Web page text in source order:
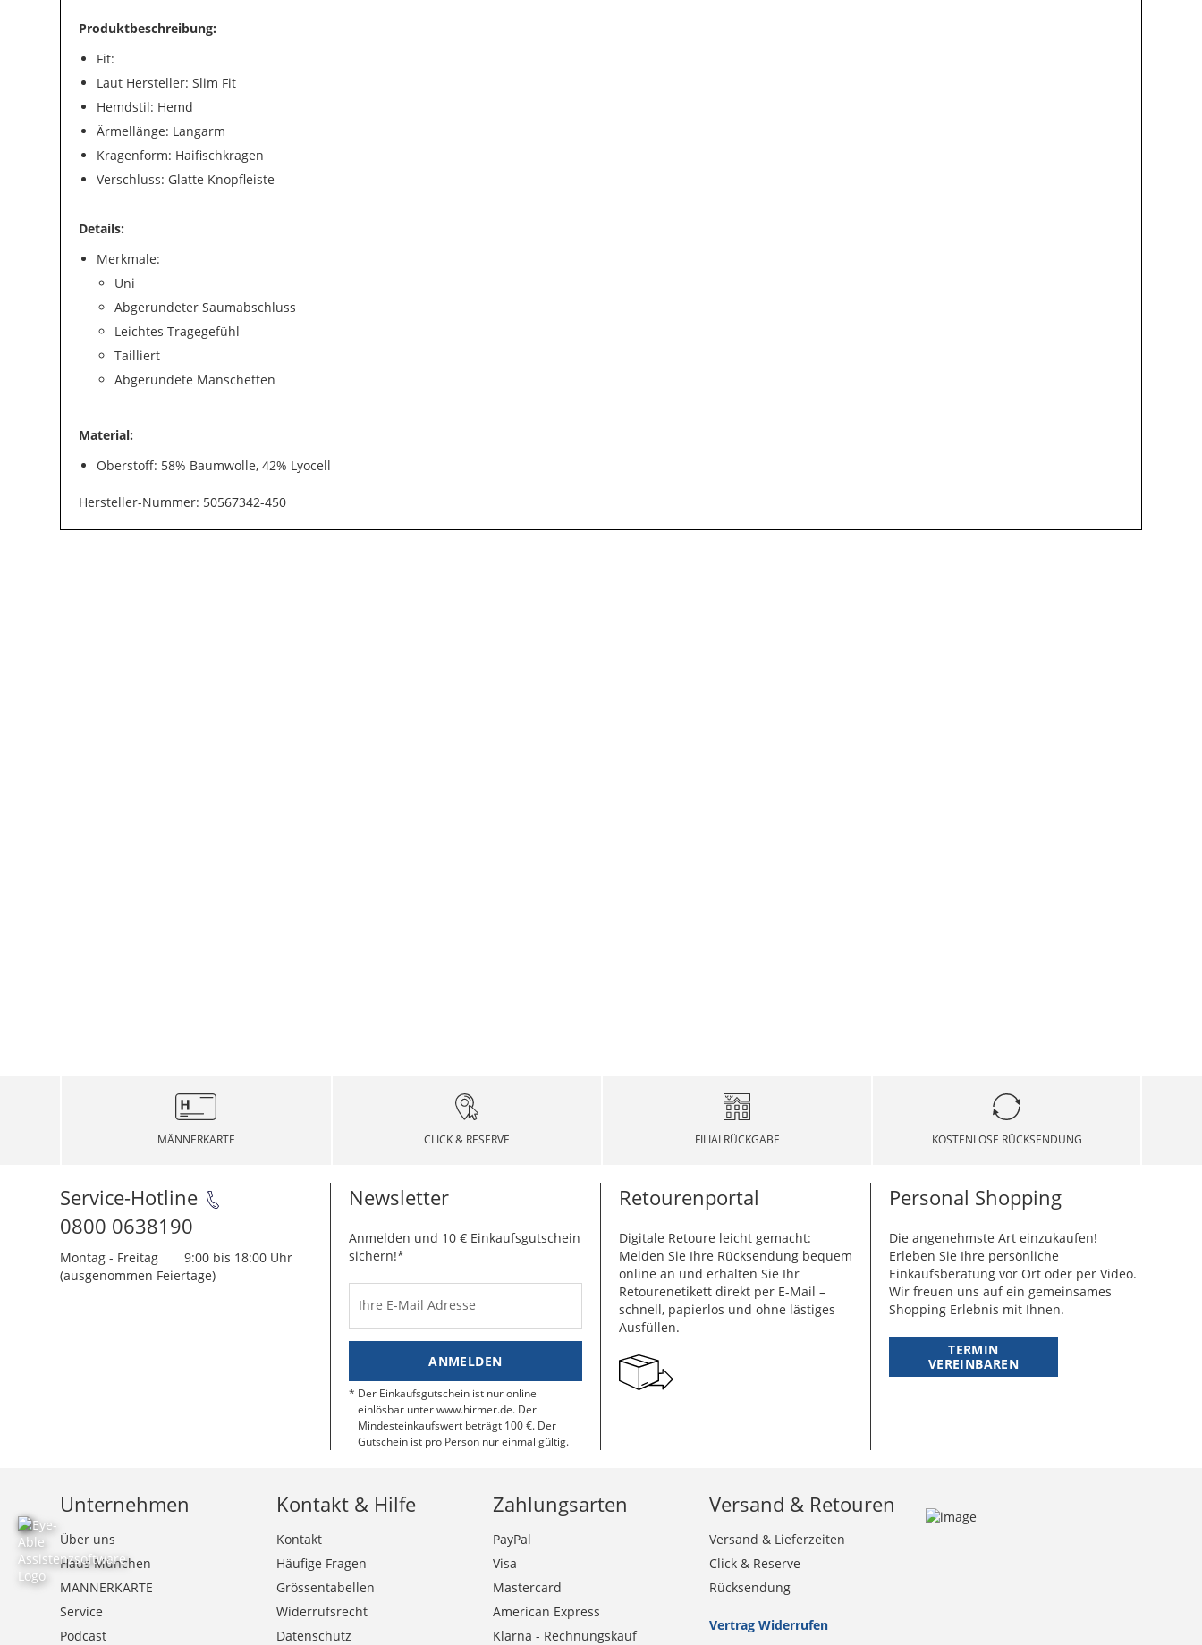
Produktbeschreibung:
Fit:
Laut Hersteller: Slim Fit
Hemdstil: Hemd
Ärmellänge: Langarm
Kragenform: Haifischkragen
Verschluss: Glatte Knopfleiste
Details:
Merkmale:
Uni
Abgerundeter Saumabschluss
Leichtes Tragegefühl
Tailliert
Abgerundete Manschetten
Material:
Oberstoff: 58% Baumwolle, 42% Lyocell
Hersteller-Nummer: 50567342-450
MÄNNERKARTE CLICK & RESERVE FILIALRÜCKGABE KOSTENLOSE RÜCKSENDUNG
Service-Hotline
0800 0638190
Montag - Freitag
9:00 bis 18:00 Uhr
(ausgenommen Feiertage)
Newsletter
Anmelden und 10 € Einkaufsgutschein
sichern!*
Ihre E-Mail Adresse
ANMELDEN
Der Einkaufsgutschein ist nur online
einlösbar unter www.hirmer.de. Der
Mindesteinkaufswert beträgt 100 €. Der
Gutschein ist pro Person nur einmal gültig.
Retourenportal
Digitale Retoure leicht gemacht:
Melden Sie Ihre Rücksendung bequem
online an und erhalten Sie Ihr
Retourenetikett direkt per E-Mail –
schnell, papierlos und ohne lästiges
Ausfüllen.
Personal Shopping
Die angenehmste Art einzukaufen!
Erleben Sie Ihre persönliche
Einkaufsberatung vor Ort oder per Video.
Wir freuen uns auf ein gemeinsames
Shopping Erlebnis mit Ihnen.
TERMIN
VEREINBAREN
Unternehmen
Über uns
Haus München
MÄNNERKARTE
Service
Podcast
Kontakt & Hilfe
Kontakt
Häufige Fragen
Grössentabellen
Widerrufsrecht
Datenschutz
Zahlungsarten
PayPal
Visa
Mastercard
American Express
Klarna - Rechnungskauf
Versand & Retouren
Versand & Lieferzeiten
Click & Reserve
Rücksendung
Vertrag Widerrufen